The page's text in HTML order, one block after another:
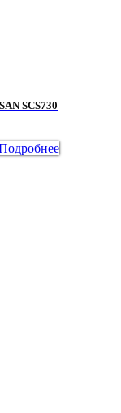
SCS730